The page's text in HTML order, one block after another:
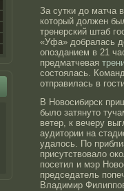
За сутки до матча
который должен
тренерский штаб
«Уфа» добралась
опозданием в 21
предматчевая
состоялась.
отправилась в
В Новосибирск
было затянуто
ветер, к вечеру
аудитории на
удалось. По
присутствовало
посетил и мэр
председатель
Владимир